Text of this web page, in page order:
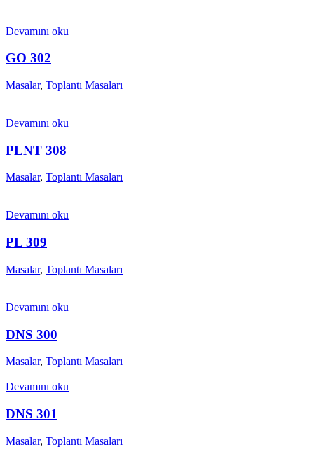
Devamını oku
GO 302
Masalar, Toplantı Masaları
Devamını oku
PLNT 308
Masalar, Toplantı Masaları
Devamını oku
PL 309
Masalar, Toplantı Masaları
Devamını oku
DNS 300
Masalar, Toplantı Masaları
Devamını oku
DNS 301
Masalar, Toplantı Masaları